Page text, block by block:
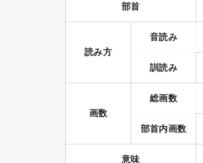
部首
読み方
音読み
訓読み
画数
総画数
部首内画数
意味